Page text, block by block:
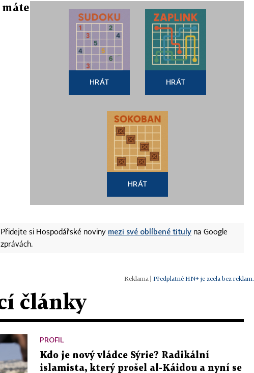
HRÁT HRÁT
HRÁT
Přidejte si Hospodářské noviny mezi své oblíbené tituly na Google
zprávách.
| Předplatné HN+ je zcela bez reklam.
články
PROFIL
Kdo je nový vládce Sýrie? Radikální
islamista, který prošel al-Káidou a nyní se